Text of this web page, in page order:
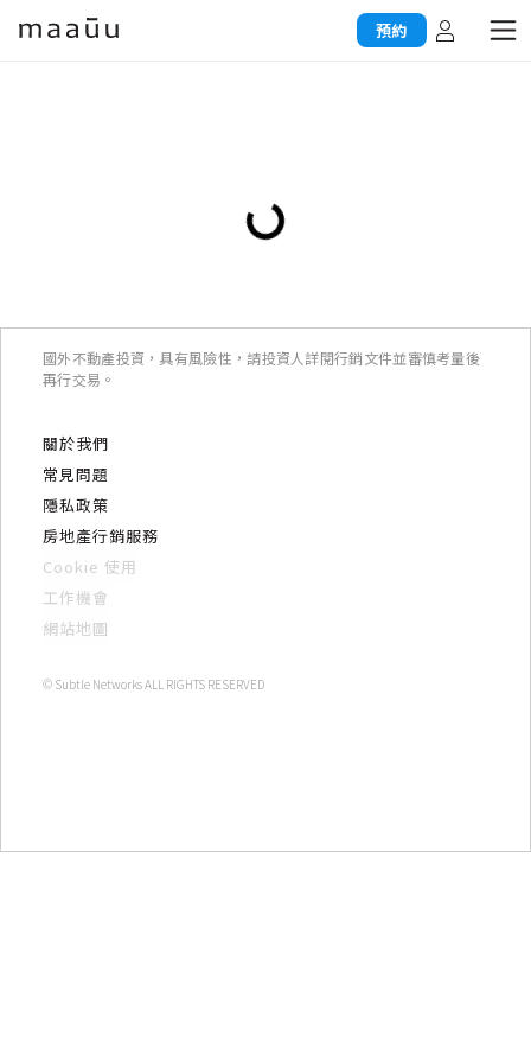
預約
國外不動產投資，具有風險性，請投資人詳閱行銷文件並審慎考量後
再行交易。
關於我們
常見問題
隱私政策
房地產行銷服務
Cookie 使用
工作機會
網站地圖
© Subtle Networks ALL RIGHTS RESERVED